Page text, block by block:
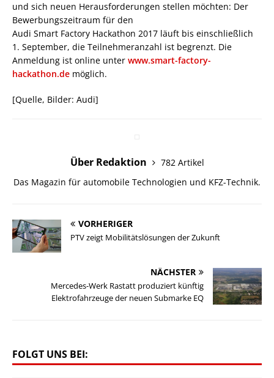
und sich neuen Herausforderungen stellen möchten: Der
Bewerbungszeitraum für den
Audi Smart Factory Hackathon 2017 läuft bis einschließlich
1. September, die Teilnehmeranzahl ist begrenzt. Die
Anmeldung ist online unter www.smart-factory-
hackathon.de möglich.
[Quelle, Bilder: Audi]
Über Redaktion
782 Artikel
Das Magazin für automobile Technologien und KFZ-Technik.
VORHERIGER
PTV zeigt Mobilitätslösungen der Zukunft
NÄCHSTER
Mercedes-Werk Rastatt produziert künftig
Elektrofahrzeuge der neuen Submarke EQ
FOLGT UNS BEI: